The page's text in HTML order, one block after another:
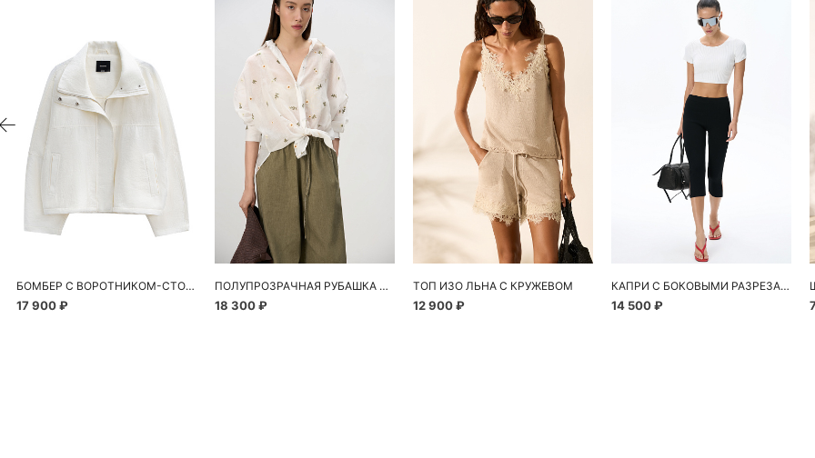
БОМБЕР С ВОРОТНИКОМ-СТОЙКОЙ
17 900 ₽
ПОЛУПРОЗРАЧНАЯ РУБАШКА С РОМАШКАМИ
18 300 ₽
ТОП ИЗО ЛЬНА С КРУЖЕВОМ
12 900 ₽
КАПРИ С БОКОВЫМИ РАЗРЕЗАМИ
14 500 ₽